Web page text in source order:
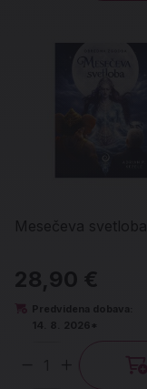
Mesečeva svetloba
28,90 €
Predvidena dobava:
14. 8. 2026*